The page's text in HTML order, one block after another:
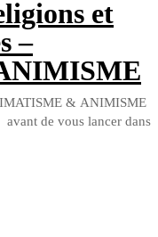
et
–
& ANIMISME
de vous lancer dans